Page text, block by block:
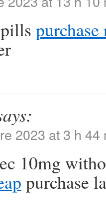
2023 at 3 h 44
10mg
purchase